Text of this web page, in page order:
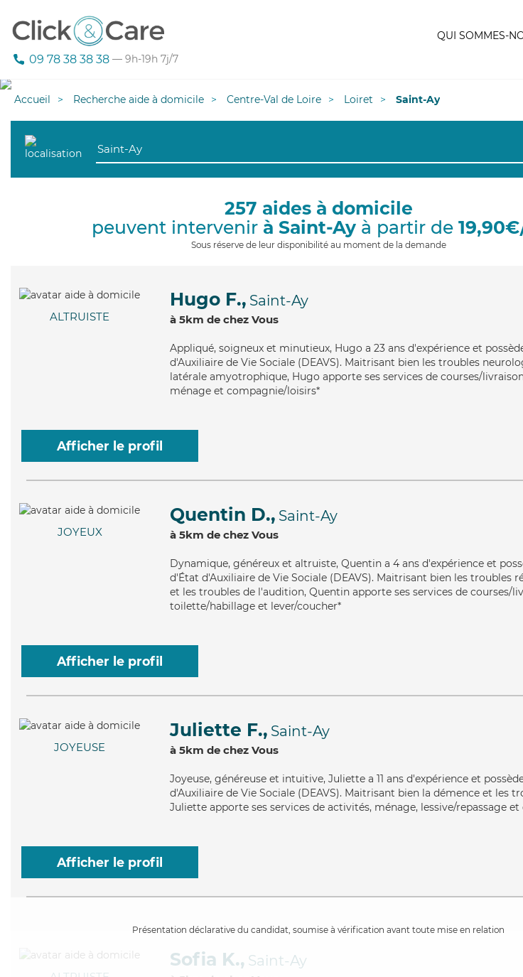
09 78 38 38 38 — 9h-19h 7j/7
QUI SOMMES-
Accueil Recherche aide à domicile Centre-Val de Loire Loiret Saint-Ay
257 aides à domicile
peuvent intervenir à Saint-Ay à partir de
Sous réserve de leur disponibilité au moment de la demande
ALTRUISTE
Hugo F., Saint-Ay
à 5km de chez Vous
Appliqué, soigneux et minutieux, Hugo a 23 ans d'expérience et
d'Auxiliaire de Vie Sociale (DEAVS). Maitrisant bien les troubles
latérale amyotrophique, Hugo apporte ses services de courses/
ménage et compagnie/loisirs*
Afficher le profil
JOYEUX
Quentin D., Saint-Ay
à 5km de chez Vous
Dynamique, généreux et altruiste, Quentin a 4 ans d'expérience et
d'État d'Auxiliaire de Vie Sociale (DEAVS). Maitrisant bien les troubles
et les troubles de l'audition, Quentin apporte ses services de courses/
toilette/habillage et lever/coucher*
Afficher le profil
JOYEUSE
Juliette F., Saint-Ay
à 5km de chez Vous
Joyeuse, généreuse et intuitive, Juliette a 11 ans d'expérience et
d'Auxiliaire de Vie Sociale (DEAVS). Maitrisant bien la démence et les
Juliette apporte ses services de activités, ménage, lessive/repassage
Afficher le profil
Présentation déclarative du candidat, soumise à vérification avant toute mise en relation
Sofia K., Saint-Ay